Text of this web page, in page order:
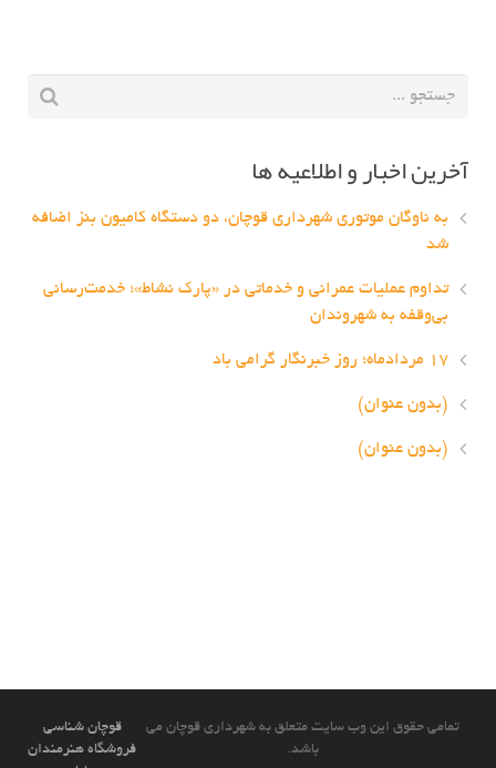
آخرین اخبار و اطلاعیه ها
به ناوگان موتوری شهرداری قوچان، دو دستگاه کامیون بنز اضافه
شد
تداوم عملیات عمرانی و خدماتی در «پارک نشاط»؛ خدمت‌رسانی
بی‌وقفه به شهروندان
۱۷ مردادماه؛ روز خبرنگار گرامی باد
(بدون عنوان)
(بدون عنوان)
قوچان شناسی
فروشگاه هنرمندان
تمامی حقوق این وب سایت متعلق به شهرداری قوچان می
باشد.